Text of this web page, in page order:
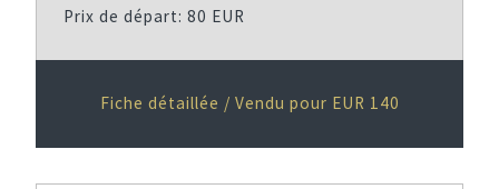
Prix de départ: 80 EUR
Fiche détaillée / Vendu pour EUR 140